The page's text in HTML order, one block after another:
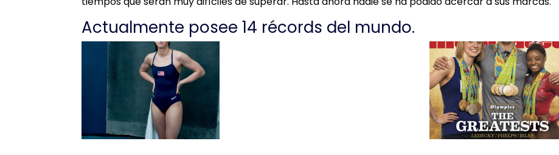
Actualmente posee 14 récords del mundo.